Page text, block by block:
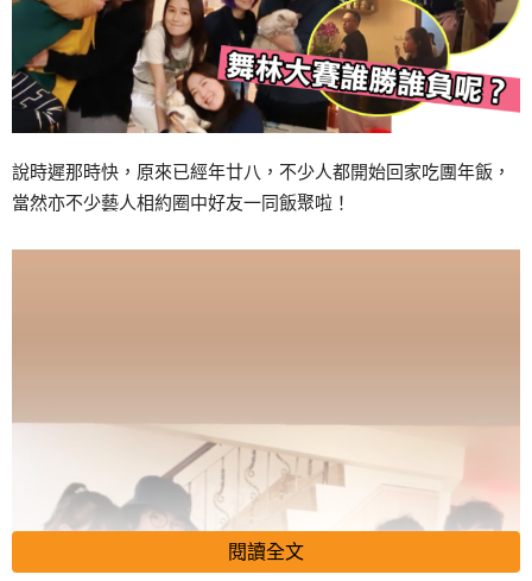
說時遲那時快，原來已經年廿八，不少人都開始回家吃團年飯，
當然亦不少藝人相約圈中好友一同飯聚啦！
閱讀全文